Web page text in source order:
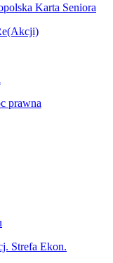
Karta Seniora
prawna
Strefa Ekon.